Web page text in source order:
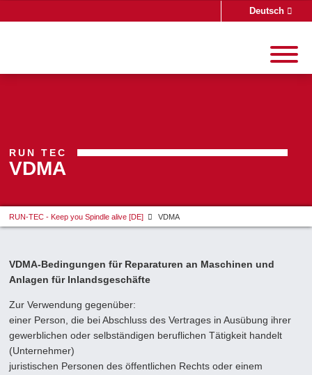
Deutsch
RUN TEC
VDMA
RUN-TEC - Keep you Spindle alive [DE] VDMA
VDMA-Bedingungen für Reparaturen an Maschinen und
Anlagen für Inlandsgeschäfte
Zur Verwendung gegenüber:
einer Person, die bei Abschluss des Vertrages in Ausübung ihrer
gewerblichen oder selbständigen beruflichen Tätigkeit handelt
(Unternehmer)
juristischen Personen des öffentlichen Rechts oder einem